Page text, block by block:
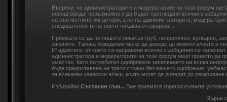
Въпреки, че администраторите и модераторите на този форум
носещ вреда, невъзможно е да бъдат прегледани всички
на съответните им автори, а не на администраторите,
следователно те не носят никаква отговорност.
Приемате се да не пишете никакъв груб, неприличен, вулгарен,
законите. Такова поведение може да доведе до моменталното и
IP адресите, от които са направени всички съобщения се
администратора и модераторите на този форум имат правото да
уместно. Като потребител одобрявате записването на всяка
бъде предоставяна на трети страни без вашето одобрение,
за всякакви хакерски атаки, които могат да доведат до разкриване
Избирайки Съгласен съм... Вие приемате горепосочените условия
Върни